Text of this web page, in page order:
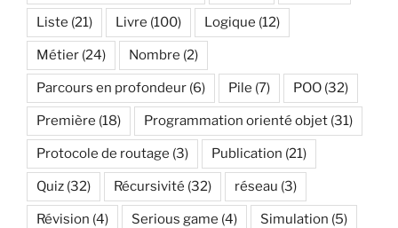
Liste (21) Livre (100) Logique (12)
Métier (24) Nombre (2)
Parcours en profondeur (6) Pile (7) POO (32)
Première (18) Programmation orienté objet (31)
Protocole de routage (3) Publication (21)
Quiz (32) Récursivité (32) réseau (3)
Révision (4) Serious game (4) Simulation (5)